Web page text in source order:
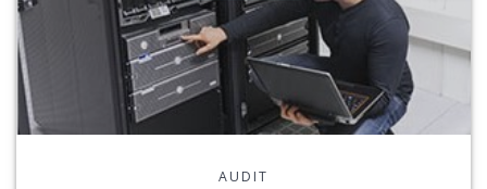
AUDIT